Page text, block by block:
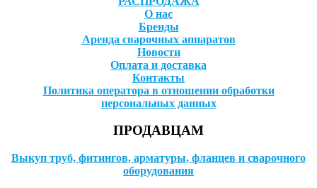
О нас
Бренды
Аренда сварочных аппаратов
Новости
Оплата и доставка
Контакты
Политика оператора в отношении обработки
персональных данных
ПРОДАВЦАМ
Выкуп труб, фитингов, арматуры, фланцев и сварочного
оборудования